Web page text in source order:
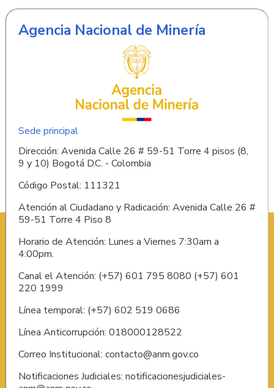
Agencia Nacional de Minería
Sede principal
Dirección: Avenida Calle 26 # 59-51 Torre 4 pisos (8,
9 y 10) Bogotá D.C. - Colombia
Código Postal: 111321
Atención al Ciudadano y Radicación: Avenida Calle 26 #
59-51 Torre 4 Piso 8
Horario de Atención: Lunes a Viernes 7:30am a
4:00pm.
Canal el Atención: (+57) 601 795 8080 (+57) 601
220 1999
Línea temporal: (+57) 602 519 0686
Línea Anticorrupción: 018000128522
Correo Institucional: contacto@anm.gov.co
Notificaciones Judiciales: notificacionesjudiciales-